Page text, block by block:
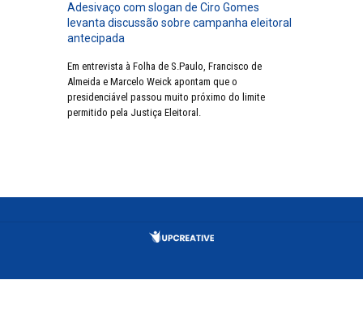
Adesivaço com slogan de Ciro Gomes
levanta discussão sobre campanha eleitoral
antecipada
Em entrevista à Folha de S.Paulo, Francisco de
Almeida e Marcelo Weick apontam que o
presidenciável passou muito próximo do limite
permitido pela Justiça Eleitoral.